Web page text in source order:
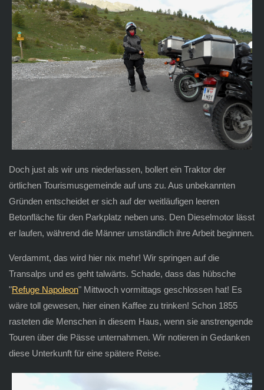
Doch just als wir uns niederlassen, bollert ein Traktor der
örtlichen Tourismusgemeinde auf uns zu. Aus unbekannten
Gründen entscheidet er sich auf der weitläufigen leeren
Betonfläche für den Parkplatz neben uns. Den Dieselmotor lässt
er laufen, während die Männer umständlich ihre Arbeit beginnen.
Verdammt, das wird hier nix mehr! Wir springen auf die
Transalps und es geht talwärts. Schade, dass das hübsche
"Refuge Napoleon" Mittwoch vormittags geschlossen hat! Es
wäre toll gewesen, hier einen Kaffee zu trinken! Schon 1855
rasteten die Menschen in diesem Haus, wenn sie anstrengende
Touren über die Pässe unternahmen. Wir notieren in Gedanken
diese Unterkunft für eine spätere Reise.